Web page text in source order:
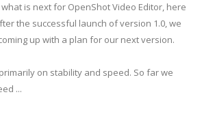
is next for OpenShot Video Editor, here
the successful launch of version 1.0, we
up with a plan for our next version.
on stability and speed. So far we
...